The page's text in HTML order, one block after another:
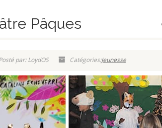
Pâques
par: LoydOS Catégories:Jeunesse